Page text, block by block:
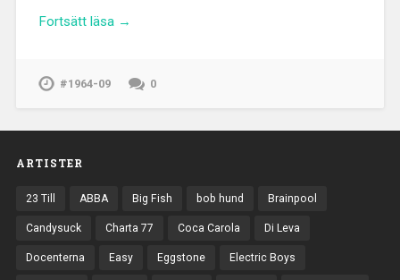
Fortsätt läsa →
#1964-09 0
ARTISTER
23 Till ABBA Big Fish bob hund Brainpool
Candysuck Charta 77 Coca Carola Di Leva
Docenterna Easy Eggstone Electric Boys